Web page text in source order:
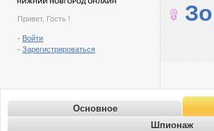
Привет, Гость !
- Войти
- Зарегистрироваться
Основное
Шпионаж